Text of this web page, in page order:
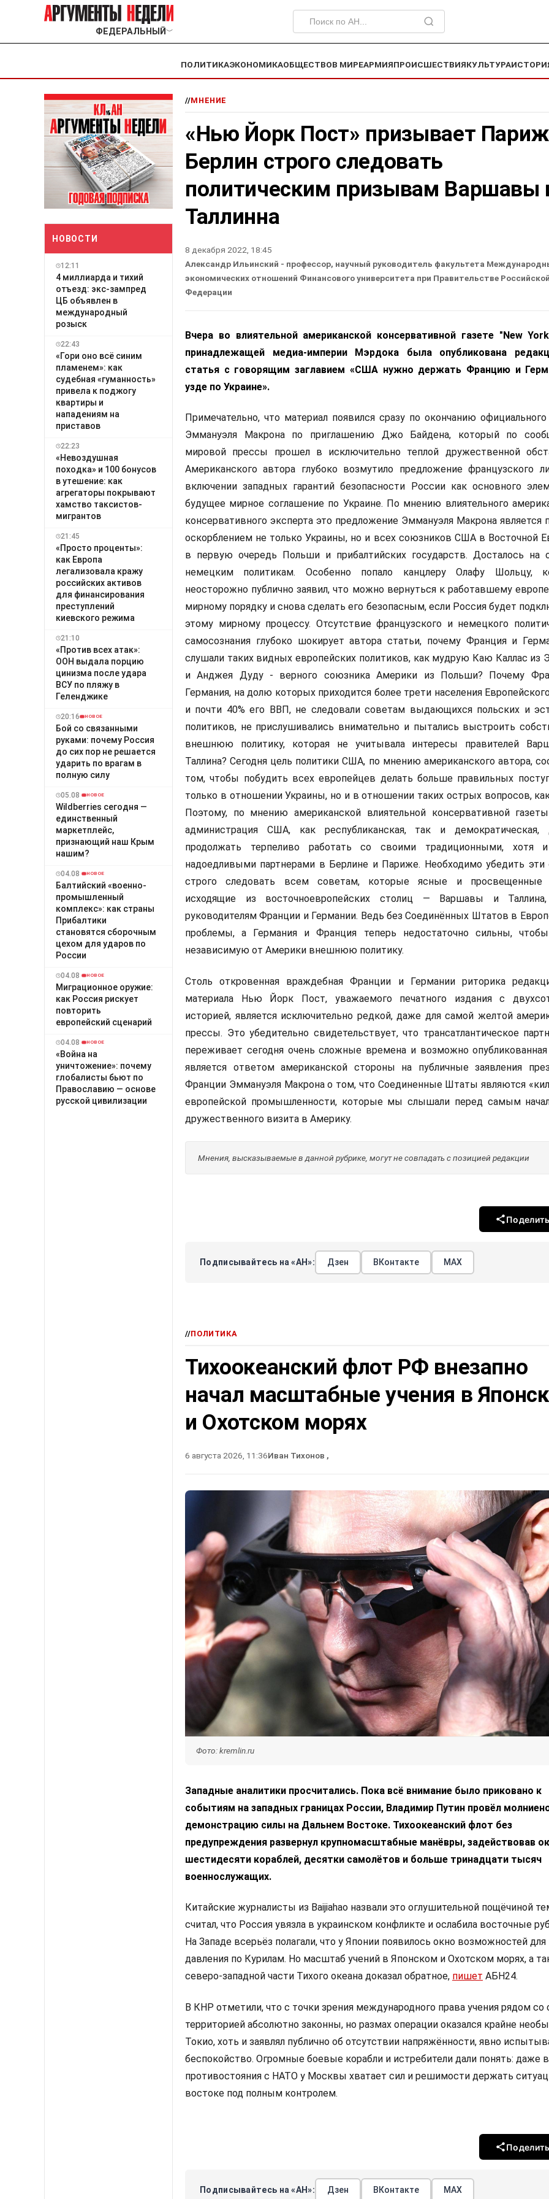
ФЕДЕРАЛЬНЫЙ ﹀
ПОЛИТИКАЭКОНОМИКАОБЩЕСТВОВ МИРЕАРМИЯПРОИСШЕСТВИЯКУЛЬТУРА
НОВОСТИ
12:11
4 миллиарда и тихий
отъезд: экс-зампред
ЦБ объявлен в
международный
розыск
22:43
«Гори оно всё синим
пламенем»: как
судебная «гуманность»
привела к поджогу
квартиры и
нападениям на
приставов
22:23
«Невоздушная
походка» и 100 бонусов
в утешение: как
агрегаторы покрывают
хамство таксистов-
мигрантов
21:45
«Просто проценты»:
как Европа
легализовала кражу
российских активов
для финансирования
преступлений
киевского режима
21:10
«Против всех атак»:
ООН выдала порцию
цинизма после удара
ВСУ по пляжу в
Геленджике
20:16 НОВОЕ
Бой со связанными
руками: почему Россия
до сих пор не решается
ударить по врагам в
полную силу
05.08 НОВОЕ
Wildberries сегодня —
единственный
маркетплейс,
признающий наш Крым
нашим?
04.08 НОВОЕ
Балтийский «военно-
промышленный
комплекс»: как страны
Прибалтики
становятся сборочным
цехом для ударов по
России
04.08 НОВОЕ
Миграционное оружие:
как Россия рискует
повторить
европейский сценарий
04.08 НОВОЕ
«Война на
уничтожение»: почему
глобалисты бьют по
Православию — основе
русской цивилизации
//МНЕНИЕ
«Нью Йорк Пост» призывает
Берлин строго следовать
политическим призывам Варшавы
Таллинна
8 декабря 2022, 18:45
Александр Ильинский - профессор, научный руководитель факультета
экономических отношений Финансового университета при Правительстве
Федерации
Вчера во влиятельной американской консервативной газете "New
принадлежащей медиа-империи Мэрдока была опубликована
статья с говорящим заглавием «США нужно держать Францию и
узде по Украине».
Примечательно, что материал появился сразу по окончанию
Эммануэля Макрона по приглашению Джо Байдена, который по
мировой прессы прошел в исключительно теплой дружественной
Американского автора глубоко возмутило предложение французского
включении западных гарантий безопасности России как основного
будущее мирное соглашение по Украине. По мнению влиятельного
консервативного эксперта это предложение Эммануэля Макрона
оскорблением не только Украины, но и всех союзников США в Восточной
в первую очередь Польши и прибалтийских государств. Досталось на
немецким политикам. Особенно попало канцлеру Олафу Шольцу,
неосторожно публично заявил, что можно вернуться к работавшему
мирному порядку и снова сделать его безопасным, если Россия будет
этому мирному процессу. Отсутствие французского и немецкого
самосознания глубоко шокирует автора статьи, почему Франция и
слушали таких видных европейских политиков, как мудрую Каю Каллас из
и Анджея Дуду - верного союзника Америки из Польши? Почему
Германия, на долю которых приходится более трети населения
и почти 40% его ВВП, не следовали советам выдающихся польских и
политиков, не прислушивались внимательно и пытались выстроить
внешнюю политику, которая не учитывала интересы правителей
Таллина? Сегодня цель политики США, по мнению американского автора,
том, чтобы побудить всех европейцев делать больше правильных
только в отношении Украины, но и в отношении таких острых вопросов,
Поэтому, по мнению американской влиятельной консервативной
администрация США, как республиканская, так и демократическая,
продолжать терпеливо работать со своими традиционными, хотя
надоедливыми партнерами в Берлине и Париже. Необходимо убедить эти
строго следовать всем советам, которые ясные и просвещенные
исходящие из восточноевропейских столиц — Варшавы и
руководителям Франции и Германии. Ведь без Соединённых Штатов в
проблемы, а Германия и Франция теперь недостаточно сильны,
независимую от Америки внешнюю политику.
Столь откровенная враждебная Франции и Германии риторика
материала Нью Йорк Пост, уважаемого печатного издания с
историей, является исключительно редкой, даже для самой желтой
прессы. Это убедительно свидетельствует, что трансатлантическое
переживает сегодня очень сложные времена и возможно опубликованная
является ответом американской стороны на публичные заявления
Франции Эммануэля Макрона о том, что Соединенные Штаты являются
европейской промышленности, которые мы слышали перед самым
дружественного визита в Америку.
Мнения, высказываемые в данной рубрике, могут не совпадать с позицией редакции
Подписывайтесь на «АН»: Дзен ВКонтакте МАХ
//ПОЛИТИКА
Тихоокеанский флот РФ внезапно
начал масштабные учения в
и Охотском морях
6 августа 2026, 11:36Иван Тихонов ,
Фото: kremlin.ru
Западные аналитики просчитались. Пока всё внимание было приковано к
событиям на западных границах России, Владимир Путин провёл
демонстрацию силы на Дальнем Востоке. Тихоокеанский флот без
предупреждения развернул крупномасштабные манёвры, задействовав
шестидесяти кораблей, десятки самолётов и больше тринадцати тысяч
военнослужащих.
Китайские журналисты из Baijiahao назвали это оглушительной пощёчиной
считал, что Россия увязла в украинском конфликте и ослабила восточные
На Западе всерьёз полагали, что у Японии появилось окно возможностей для
давления по Курилам. Но масштаб учений в Японском и Охотском морях, а
северо-западной части Тихого океана доказал обратное, пишет АБН24.
В КНР отметили, что с точки зрения международного права учения рядом со
территорией абсолютно законны, но размах операции оказался крайне
Токио, хоть и заявлял публично об отсутствии напряжённости, явно
беспокойство. Огромные боевые корабли и истребители дали понять: даже в
противостояния с НАТО у Москвы хватает сил и решимости держать
востоке под полным контролем.
Подписывайтесь на «АН»: Дзен ВКонтакте МАХ